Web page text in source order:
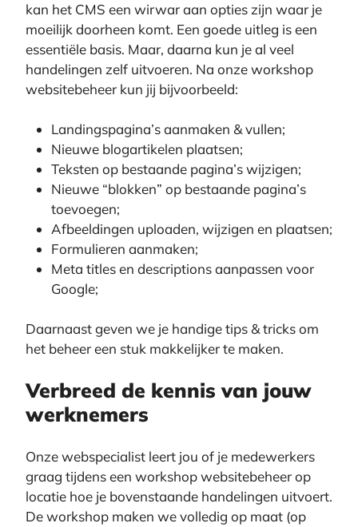
kan het CMS een wirwar aan opties zijn waar je
moeilijk doorheen komt. Een goede uitleg is een
essentiële basis. Maar, daarna kun je al veel
handelingen zelf uitvoeren. Na onze workshop
websitebeheer kun jij bijvoorbeeld:
Landingspagina’s aanmaken & vullen;
Nieuwe blogartikelen plaatsen;
Teksten op bestaande pagina’s wijzigen;
Nieuwe “blokken” op bestaande pagina’s
toevoegen;
Afbeeldingen uploaden, wijzigen en plaatsen;
Formulieren aanmaken;
Meta titles en descriptions aanpassen voor
Google;
Daarnaast geven we je handige tips & tricks om
het beheer een stuk makkelijker te maken.
Verbreed de kennis van jouw
werknemers
Onze webspecialist leert jou of je medewerkers
graag tijdens een workshop websitebeheer op
locatie hoe je bovenstaande handelingen uitvoert.
De workshop maken we volledig op maat (op